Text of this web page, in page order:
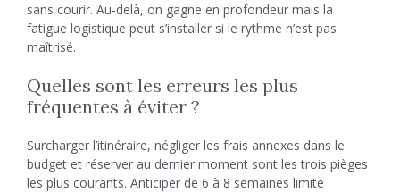
sans courir. Au-delà, on gagne en profondeur mais la
fatigue logistique peut s’installer si le rythme n’est pas
maîtrisé.
Quelles sont les erreurs les plus
fréquentes à éviter ?
Surcharger l’itinéraire, négliger les frais annexes dans le
budget et réserver au dernier moment sont les trois pièges
les plus courants. Anticiper de 6 à 8 semaines limite